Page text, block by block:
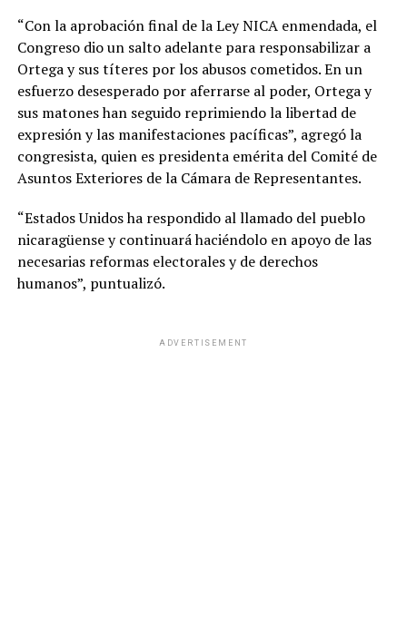
“Con la aprobación final de la Ley NICA enmendada, el
Congreso dio un salto adelante para responsabilizar a
Ortega y sus títeres por los abusos cometidos. En un
esfuerzo desesperado por aferrarse al poder, Ortega y
sus matones han seguido reprimiendo la libertad de
expresión y las manifestaciones pacíficas”, agregó la
congresista, quien es presidenta emérita del Comité de
Asuntos Exteriores de la Cámara de Representantes.
“Estados Unidos ha respondido al llamado del pueblo
nicaragüense y continuará haciéndolo en apoyo de las
necesarias reformas electorales y de derechos
humanos”, puntualizó.
ADVERTISEMENT